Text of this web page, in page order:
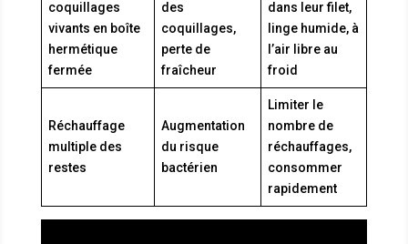
coquillages
vivants en boîte
hermétique
fermée
des
coquillages,
perte de
fraîcheur
dans leur filet,
linge humide, à
l’air libre au
froid
Réchauffage
multiple des
restes
Augmentation
du risque
bactérien
Limiter le
nombre de
réchauffages,
consommer
rapidement